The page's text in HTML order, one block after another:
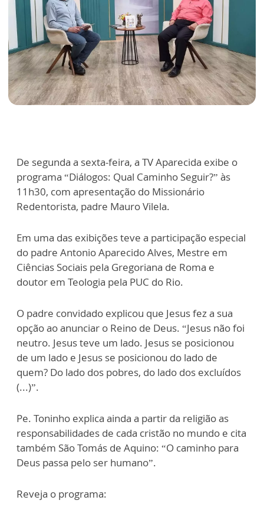
De segunda a sexta-feira, a TV Aparecida exibe o
programa “Diálogos: Qual Caminho Seguir?” às
11h30, com apresentação do Missionário
Redentorista, padre Mauro Vilela.
Em uma das exibições teve a participação especial
do padre Antonio Aparecido Alves, Mestre em
Ciências Sociais pela Gregoriana de Roma e
doutor em Teologia pela PUC do Rio.
O padre convidado explicou que Jesus fez a sua
opção ao anunciar o Reino de Deus. “Jesus não foi
neutro. Jesus teve um lado. Jesus se posicionou
de um lado e Jesus se posicionou do lado de
quem? Do lado dos pobres, do lado dos excluídos
(...)”.
Pe. Toninho explica ainda a partir da religião as
responsabilidades de cada cristão no mundo e cita
também São Tomás de Aquino: “O caminho para
Deus passa pelo ser humano”.
Reveja o programa: